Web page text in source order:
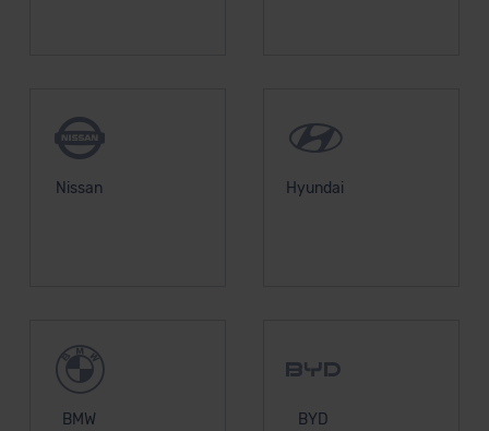
Nissan Hyundai
BMW BYD